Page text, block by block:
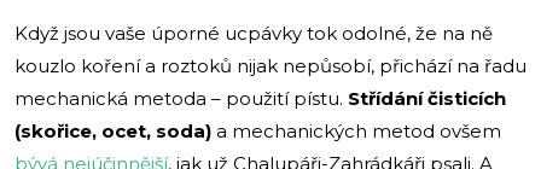
Když jsou vaše úporné ucpávky tok odolné, že na ně
kouzlo koření a roztoků nijak nepůsobí, přichází na řadu
mechanická metoda – použití pístu. Střídání čisticích
(skořice, ocet, soda) a mechanických metod ovšem
bývá nejúčinnější, jak už Chalupáři-Zahrádkáři psali. A